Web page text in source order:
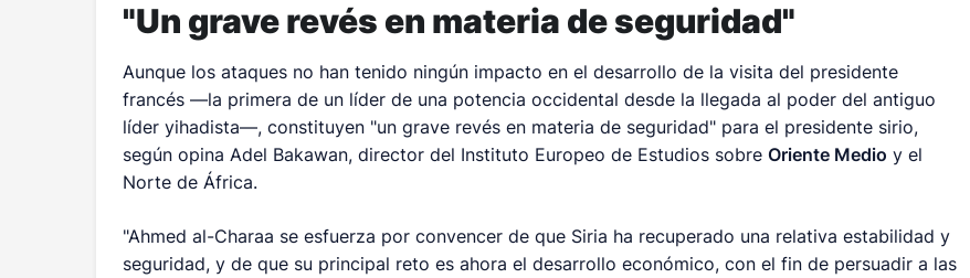
"Un grave revés en materia de seguridad"
Aunque los ataques no han tenido ningún impacto en el desarrollo de la visita del presidente
francés —la primera de un líder de una potencia occidental desde la llegada al poder del antiguo
líder yihadista—, constituyen "un grave revés en materia de seguridad" para el presidente sirio,
según opina Adel Bakawan, director del Instituto Europeo de Estudios sobreOriente Medio y el
Norte de África.
"Ahmed al-Charaa se esfuerza por convencer de que Siria ha recuperado una relativa estabilidad y
seguridad, y de que su principal reto es ahora el desarrollo económico, con el fin de persuadir a las